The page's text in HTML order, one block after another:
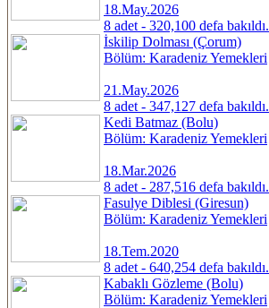
18.May.2026
8 adet - 320,100 defa bakıldı.
İskilip Dolması (Çorum)
Bölüm: Karadeniz Yemekleri
21.May.2026
8 adet - 347,127 defa bakıldı.
Kedi Batmaz (Bolu)
Bölüm: Karadeniz Yemekleri
18.Mar.2026
8 adet - 287,516 defa bakıldı.
Fasulye Diblesi (Giresun)
Bölüm: Karadeniz Yemekleri
18.Tem.2020
8 adet - 640,254 defa bakıldı.
Kabaklı Gözleme (Bolu)
Bölüm: Karadeniz Yemekleri